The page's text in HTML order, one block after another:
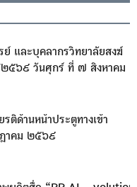
ย์ และบุคลากรวิทยาลัยสงฆ์
๕๖๙ วันศุกร์ ที่ ๗ สิงหาคม
ติด้านหน้าประตูทางเข้า
าคม ๒๕๖๙